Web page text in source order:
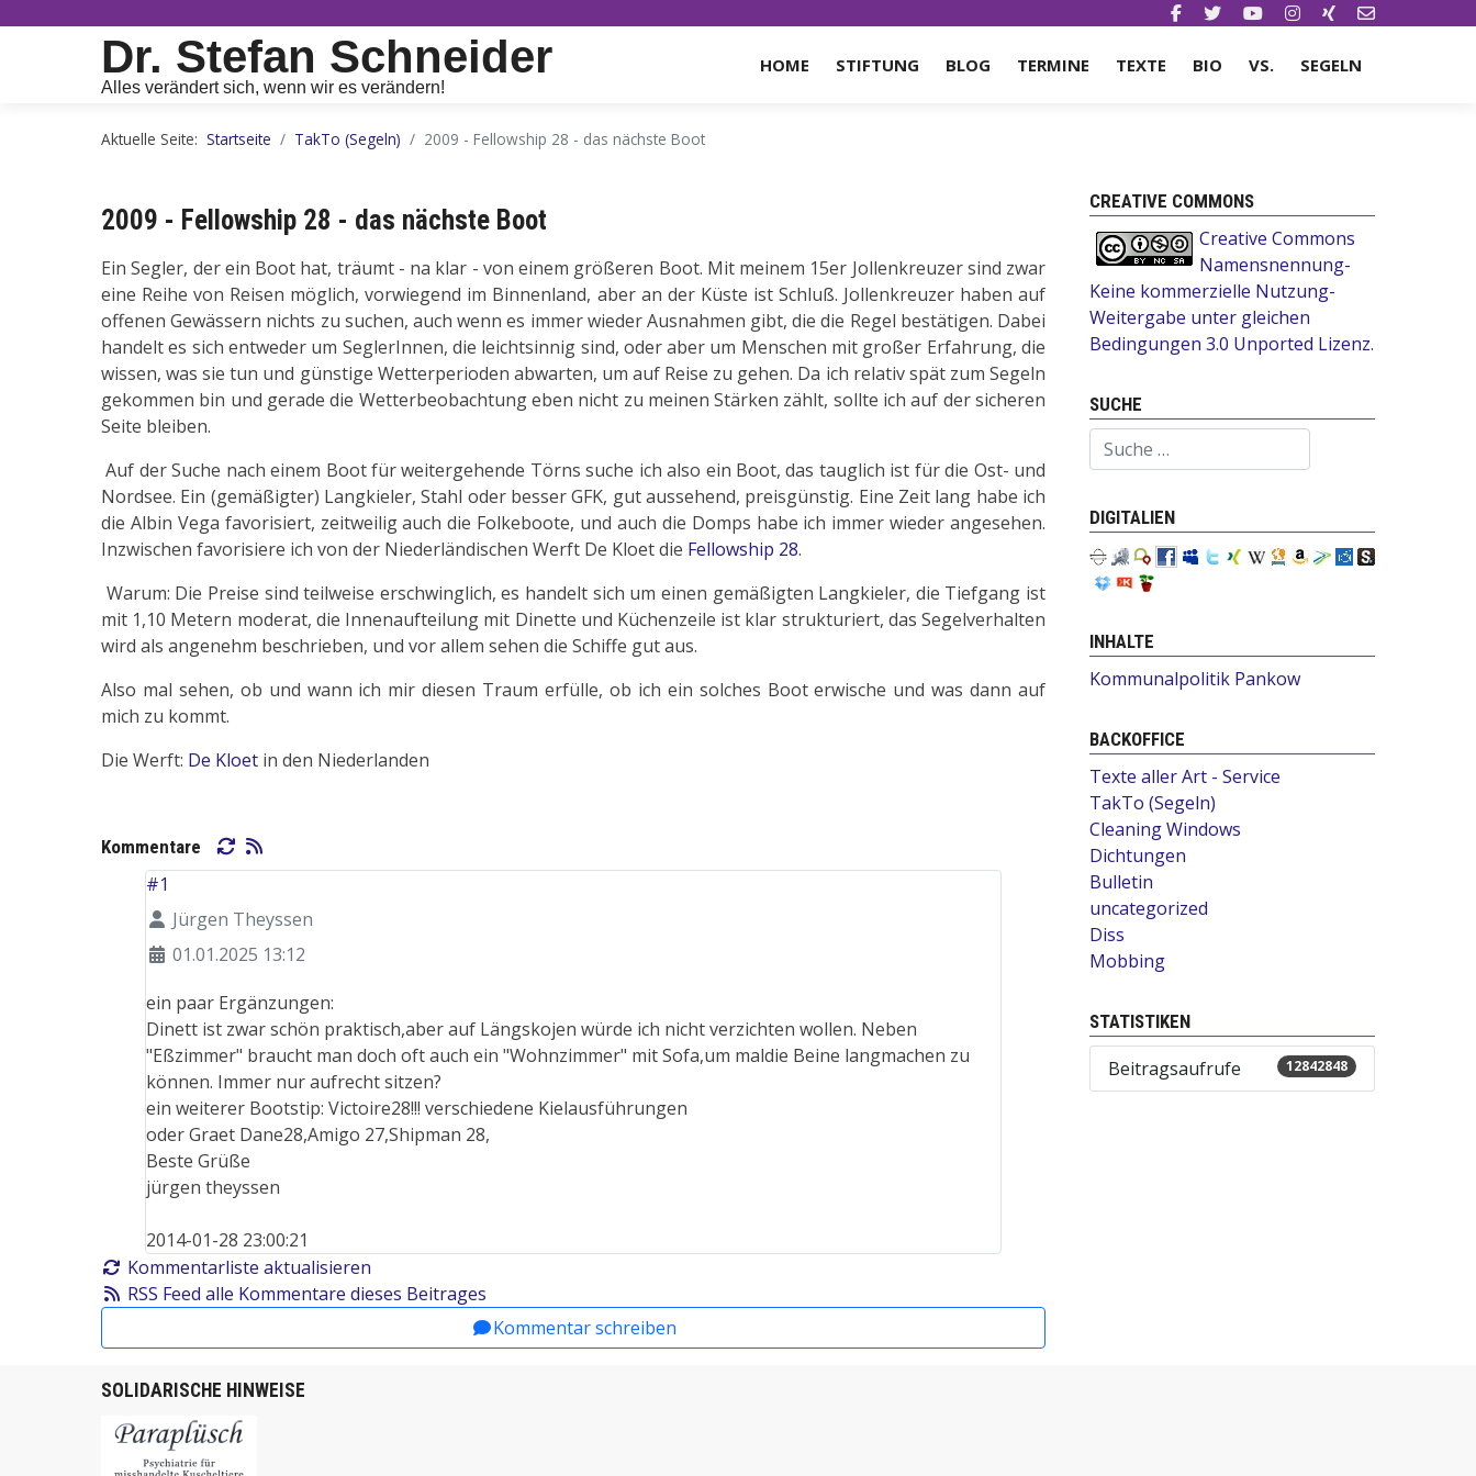
Dr. Stefan Schneider
Alles verändert sich, wenn wir es verändern!
HOME STIFTUNG BLOG TERMINE TEXTE BIO VS. SEGELN
Aktuelle Seite: Startseite TakTo (Segeln) 2009 - Fellowship 28 - das nächste Boot
2009 - Fellowship 28 - das nächste Boot
Ein Segler, der ein Boot hat, träumt - na klar - von einem größeren Boot. Mit meinem 15er Jollenkreuzer sind zwar
eine Reihe von Reisen möglich, vorwiegend im Binnenland, aber an der Küste ist Schluß. Jollenkreuzer haben auf
offenen Gewässern nichts zu suchen, auch wenn es immer wieder Ausnahmen gibt, die die Regel bestätigen. Dabei
handelt es sich entweder um SeglerInnen, die leichtsinnig sind, oder aber um Menschen mit großer Erfahrung, die
wissen, was sie tun und günstige Wetterperioden abwarten, um auf Reise zu gehen. Da ich relativ spät zum Segeln
gekommen bin und gerade die Wetterbeobachtung eben nicht zu meinen Stärken zählt, sollte ich auf der sicheren
Seite bleiben.
Auf der Suche nach einem Boot für weitergehende Törns suche ich also ein Boot, das tauglich ist für die Ost- und
Nordsee. Ein (gemäßigter) Langkieler, Stahl oder besser GFK, gut aussehend, preisgünstig. Eine Zeit lang habe ich
die Albin Vega favorisiert, zeitweilig auch die Folkeboote, und auch die Domps habe ich immer wieder angesehen.
Inzwischen favorisiere ich von der Niederländischen Werft De Kloet die Fellowship 28.
Warum: Die Preise sind teilweise erschwinglich, es handelt sich um einen gemäßigten Langkieler, die Tiefgang ist
mit 1,10 Metern moderat, die Innenaufteilung mit Dinette und Küchenzeile ist klar strukturiert, das Segelverhalten
wird als angenehm beschrieben, und vor allem sehen die Schiffe gut aus.
Also mal sehen, ob und wann ich mir diesen Traum erfülle, ob ich ein solches Boot erwische und was dann auf
mich zu kommt.
Die Werft: De Kloet in den Niederlanden
Vorheriger Beitrag: 2009 Sommertörn Stettiner Haff/ Achterwasser/ Usedom/ Greifswalder Bodden
Kommentare
#1
Jürgen Theyssen
01.01.2025 13:12
ein paar Ergänzungen:
Dinett ist zwar schön praktisch,aber auf Längskojen würde ich nicht verzichten wollen. Neben
"Eßzimmer" braucht man doch oft auch ein "Wohnzimmer" mit Sofa,um maldie Beine langmachen zu
können. Immer nur aufrecht sitzen?
ein weiterer Bootstip: Victoire28!!! verschiedene Kielausführungen
oder Graet Dane28,Amigo 27,Shipman 28,
Beste Grüße
jürgen theyssen
2014-01-28 23:00:21
Kommentarliste aktualisieren
RSS Feed alle Kommentare dieses Beitrages
Kommentar schreiben
CREATIVE COMMONS
Creative Commons
Namensnennung-
Keine kommerzielle Nutzung-
Weitergabe unter gleichen
Bedingungen 3.0 Unported Lizenz.
SUCHE
Suchen
DIGITALIEN
INHALTE
Kommunalpolitik Pankow
BACKOFFICE
Texte aller Art - Service
TakTo (Segeln)
Cleaning Windows
Dichtungen
Bulletin
uncategorized
Diss
Mobbing
STATISTIKEN
Beitragsaufrufe 12842848
SOLIDARISCHE HINWEISE